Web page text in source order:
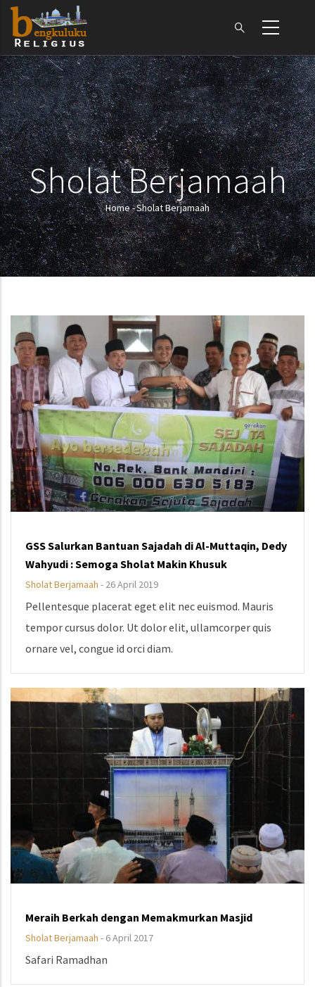
Skip
main
content
Sholat Berjamaah
Breadcrumb
Home-Sholat Berjamaah
GSS Salurkan Bantuan Sajadah di Al-Muttaqin, Dedy
Wahyudi : Semoga Sholat Makin Khusuk
Sholat Berjamaah - 26 April 2019
Pellentesque placerat eget elit nec euismod. Mauris
tempor cursus dolor. Ut dolor elit, ullamcorper quis
ornare vel, congue id orci diam.
Meraih Berkah dengan Memakmurkan Masjid
Sholat Berjamaah - 6 April 2017
Safari Ramadhan